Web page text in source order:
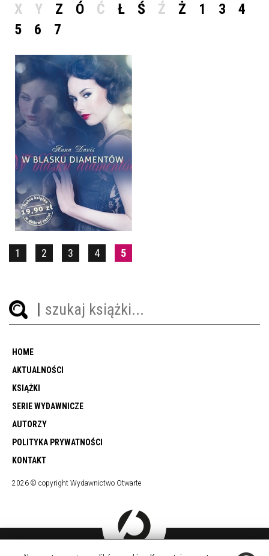
X
Y Z Ó Ć Ł Ś Ź Ż 1 3
4
5
6 7
W BLASKU DIAMENTÓW
ANNA DAVIS
POCKET
19,90 ZŁ
1 2 3 4 5
HOME
AKTUALNOŚCI
KSIĄŻKI
SERIE WYDAWNICZE
AUTORZY
POLITYKA PRYWATNOŚCI
KONTAKT
2026 © copyright Wydawnictwo Otwarte